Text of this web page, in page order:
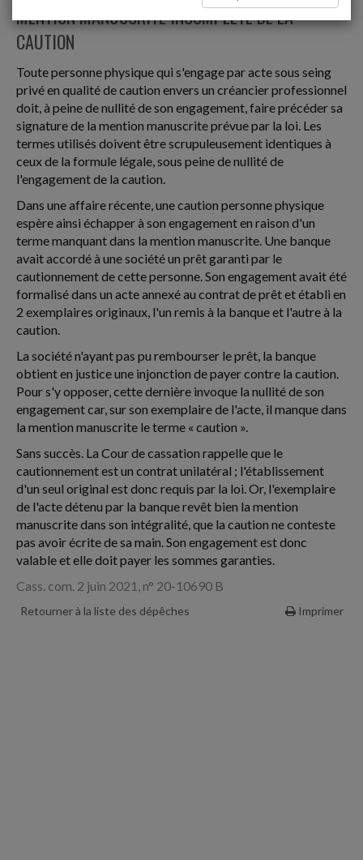
MENTION MANUSCRITE INCOMPLÈTE DE LA
CAUTION
Toute personne physique qui s'engage par acte sous seing
privé en qualité de caution envers un créancier professionnel
doit, à peine de nullité de son engagement, faire précéder sa
signature de la mention manuscrite prévue par la loi. Les
termes utilisés doivent être scrupuleusement identiques à
ceux de la formule légale, sous peine de nullité de
l'engagement de la caution.
Dans une affaire récente, une caution personne physique
espère ainsi échapper à son engagement en raison d'un
terme manquant dans la mention manuscrite. Une banque
avait accordé à une société un prêt garanti par le
cautionnement de cette personne. Son engagement avait été
formalisé dans un acte annexé au contrat de prêt et établi en
2 exemplaires originaux, l'un remis à la banque et l'autre à la
caution.
La société n'ayant pas pu rembourser le prêt, la banque
obtient en justice une injonction de payer contre la caution.
Pour s'y opposer, cette dernière invoque la nullité de son
engagement car, sur son exemplaire de l'acte, il manque dans
la mention manuscrite le terme « caution ».
Sans succès. La Cour de cassation rappelle que le
cautionnement est un contrat unilatéral ; l'établissement
d'un seul original est donc requis par la loi. Or, l'exemplaire
de l'acte détenu par la banque revêt bien la mention
manuscrite dans son intégralité, que la caution ne conteste
pas avoir écrite de sa main. Son engagement est donc
valable et elle doit payer les sommes garanties.
Cass. com. 2 juin 2021, n° 20-10690 B
Retourner à la liste des dépêches Imprimer